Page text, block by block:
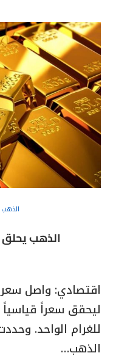
الذهب
الذهب يحلق
اقتصادي: واصل سعر
للغرام الواحد.
الذهب…